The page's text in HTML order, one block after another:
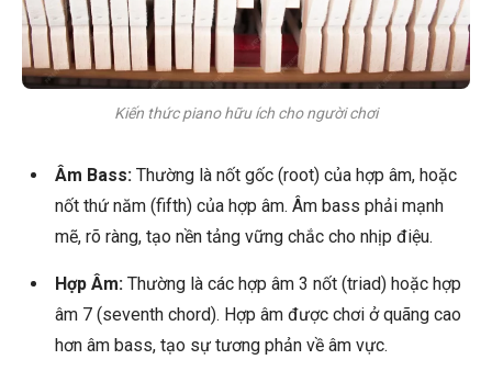
Kiến thức piano hữu ích cho người chơi
Âm Bass: Thường là nốt gốc (root) của hợp âm, hoặc
nốt thứ năm (fifth) của hợp âm. Âm bass phải mạnh
mẽ, rõ ràng, tạo nền tảng vững chắc cho nhịp điệu.
Hợp Âm: Thường là các hợp âm 3 nốt (triad) hoặc hợp
âm 7 (seventh chord). Hợp âm được chơi ở quãng cao
hơn âm bass, tạo sự tương phản về âm vực.